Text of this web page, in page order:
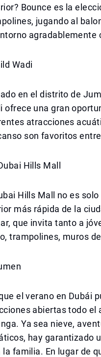
Bounce es la
jugando al
agradablemente
Wadi
en el distrito de
ofrece una gran
atracciones
son favoritos
Hills Mall
Hills Mall no es
más rápida de la
que invita tanto a
trampolines, muros
el verano en Dubái
abiertas todo el
Ya sea nieve,
hay garantizado
la familia. En lugar de